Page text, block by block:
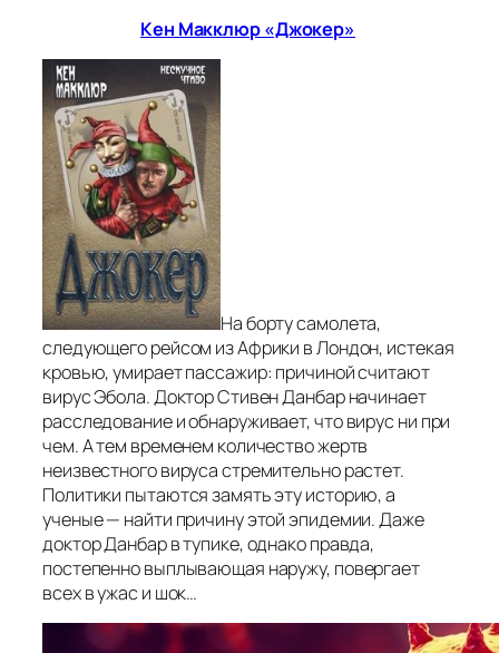
Кен Макклюр «Джокер»
На борту самолета,
следующего рейсом из Африки в Лондон, истекая
кровью, умирает пассажир: причиной считают
вирус Эбола. Доктор Стивен Данбар начинает
расследование и обнаруживает, что вирус ни при
чем. А тем временем количество жертв
неизвестного вируса стремительно растет.
Политики пытаются замять эту историю, а
ученые — найти причину этой эпидемии. Даже
доктор Данбар в тупике, однако правда,
постепенно выплывающая наружу, повергает
всех в ужас и шок…